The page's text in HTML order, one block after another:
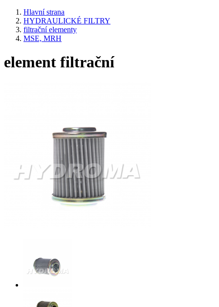
Hlavní strana
HYDRAULICKÉ FILTRY
filtrační elementy
MSE, MRH
element filtrační